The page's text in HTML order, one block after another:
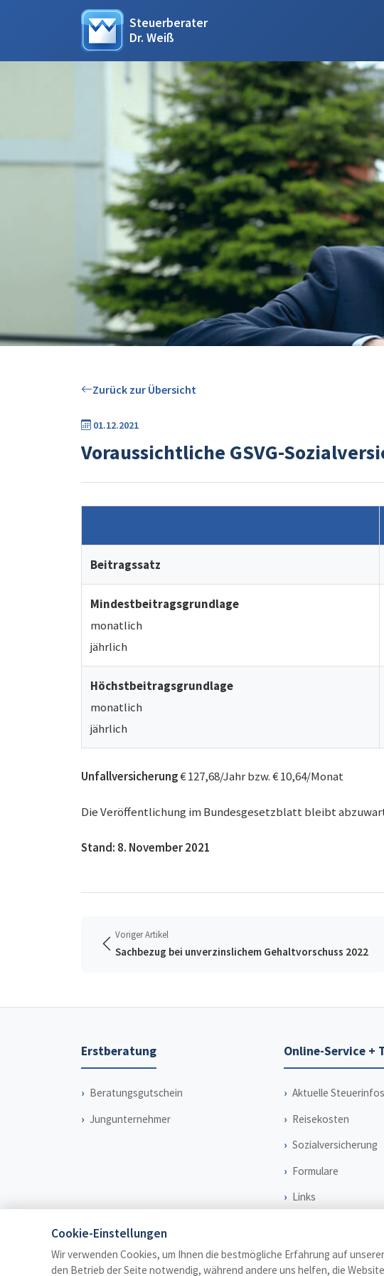
Steuerberater
Dr. Weiß
Zurück zur Übersicht
01.12.2021
Voraussichtliche GSVG-
Beitragssatz
Mindestbeitragsgrundlage
monatlich
jährlich
Höchstbeitragsgrundlage
monatlich
jährlich
Unfallversicherung€ 127,68/Jahr bzw. € 10,64/Monat
Die Veröffentlichung im Bundesgesetzblatt bleibt
Stand: 8. November 2021
Voriger Artikel
Sachbezug bei unverzinslichem Gehaltvorschuss 2022
Erstberatung
Beratungsgutschein
Jungunternehmer
Online-Service +
Aktuelle Steuerinfos
Reisekosten
Sozialversicherung
Formulare
Links
© 2026 Steuerberater Dr. Weiß
Cookie-Einstellungen
Wir verwenden Cookies, um Ihnen die bestmögliche Erfahrung auf
den Betrieb der Seite notwendig, während andere uns helfen, die